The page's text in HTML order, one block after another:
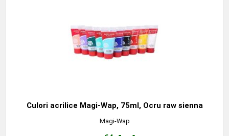
Culori acrilice Magi-Wap, 75ml, Ocru raw sienna
Magi-Wap